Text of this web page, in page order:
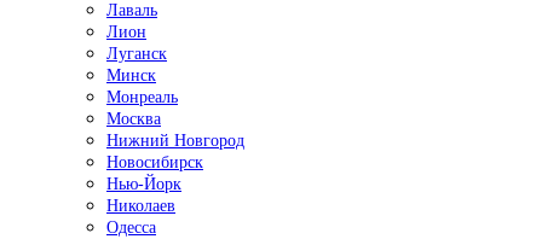
Лаваль
Лион
Луганск
Минск
Монреаль
Москва
Нижний Новгород
Новосибирск
Нью-Йорк
Николаев
Одесса